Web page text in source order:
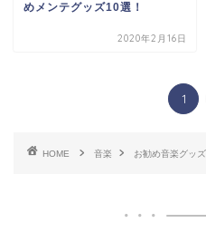
めメンテグッズ10選！
2020年2月16日
1
HOME 音楽 お勧め音楽グッズ